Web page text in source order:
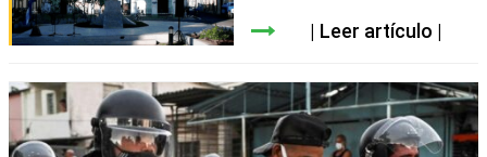
Leer artículo